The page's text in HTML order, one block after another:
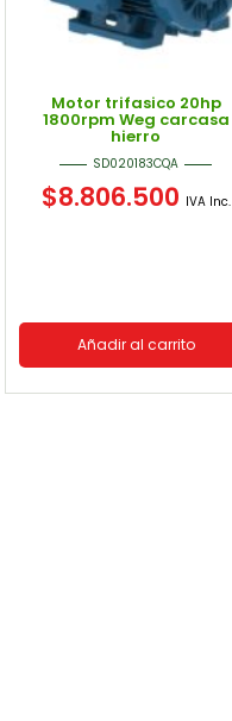
Motor trifasico 20hp
1800rpm Weg carcasa
hierro
SD020183CQA
$8.806.500 IVA Inc.
Añadir al carrito